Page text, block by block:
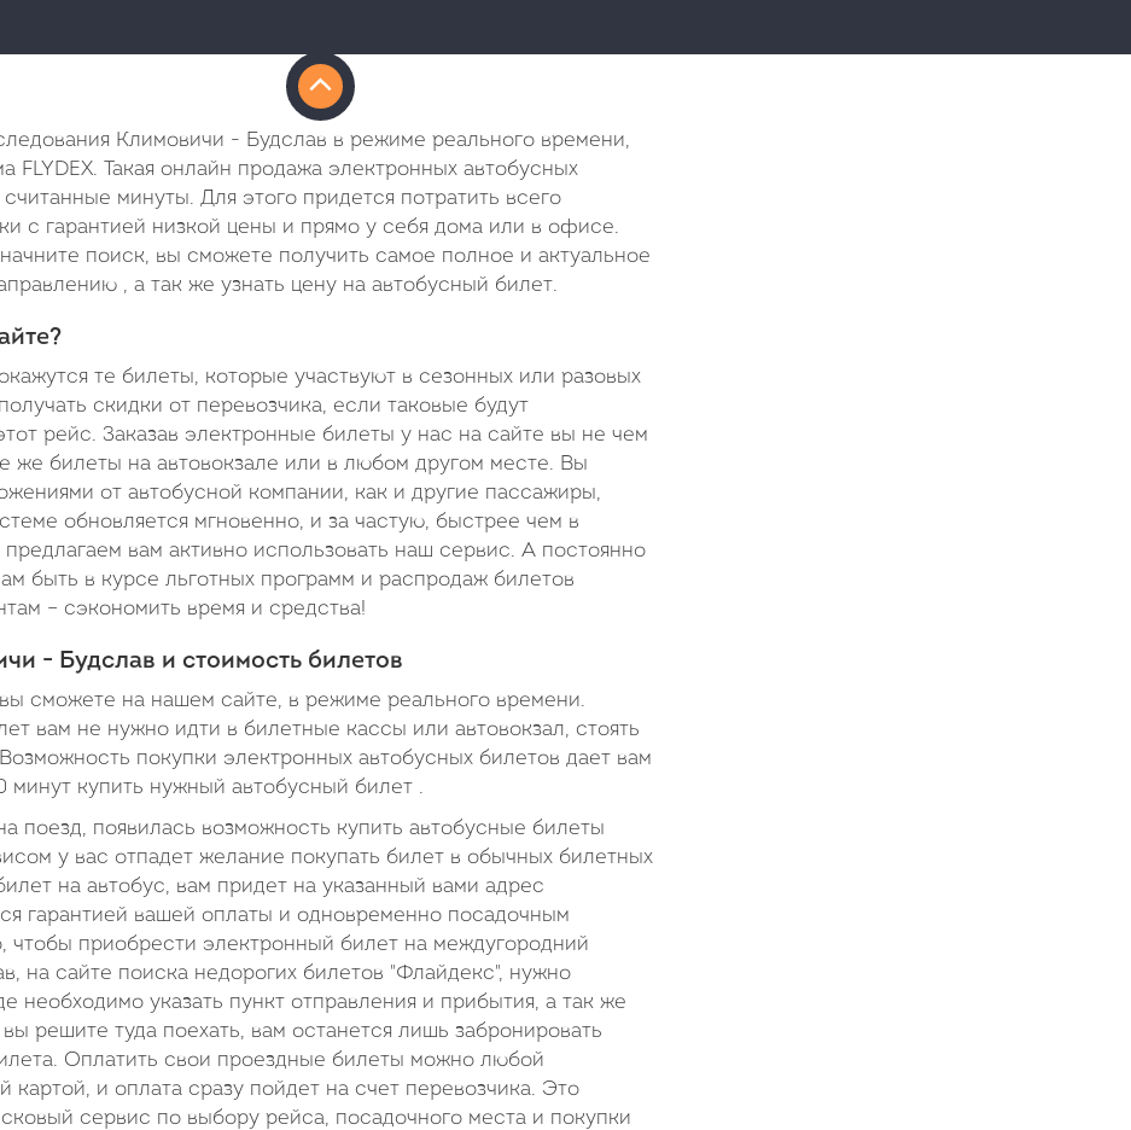
Климовичи - Будслав в режиме реального времени,
FLYDEX. Такая онлайн продажа электронных автобусных
минуты. Для этого придется потратить всего
с гарантией низкой цены и прямо у себя дома или в офисе.
поиск, вы сможете получить самое полное и актуальное
, а так же узнать цену на автобусный билет.
те билеты, которые участвуют в сезонных или разовых
скидки от перевозчика, если таковые будут
рейс. Заказав электронные билеты у нас на сайте вы не чем
же билеты на автовокзале или в любом другом месте. Вы
от автобусной компании, как и другие пассажиры,
обновляется мгновенно, и за частую, быстрее чем в
вам активно использовать наш сервис. А постоянно
быть в курсе льготных программ и распродаж билетов
– сэкономить время и средства!
- Будслав и стоимость билетов
сможете на нашем сайте, в режиме реального времени.
вам не нужно идти в билетные кассы или автовокзал, стоять
покупки электронных автобусных билетов дает вам
минут купить нужный автобусный билет .
поезд, появилась возможность купить автобусные билеты
у вас отпадет желание покупать билет в обычных билетных
на автобус, вам придет на указанный вами адрес
гарантией вашей оплаты и одновременно посадочным
чтобы приобрести электронный билет на междугородний
на сайте поиска недорогих билетов "Флайдекс", нужно
необходимо указать пункт отправления и прибытия, а так же
решите туда поехать, вам останется лишь забронировать
Оплатить свои проездные билеты можно любой
картой, и оплата сразу пойдет на счет перевозчика. Это
сервис по выбору рейса, посадочного места и покупки